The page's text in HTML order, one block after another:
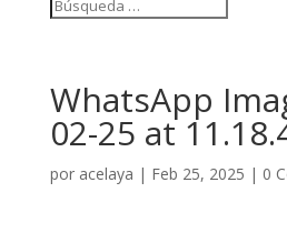
WhatsApp
02-25 at
por acelaya | Feb 25, 2025 | 0